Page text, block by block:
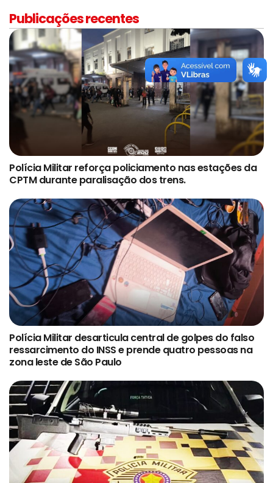
Publicações recentes
Polícia Militar reforça policiamento nas estações da
CPTM durante paralisação dos trens.
Polícia Militar desarticula central de golpes do falso
ressarcimento do INSS e prende quatro pessoas na
zona leste de São Paulo